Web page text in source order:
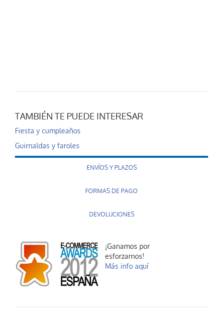
TAMBIÉN TE PUEDE INTERESAR
Fiesta y cumpleaños
Guirnaldas y faroles
ENVÍOS Y PLAZOS
FORMAS DE PAGO
DEVOLUCIONES
¡Ganamos por
esforzarnos!
Más info aquí